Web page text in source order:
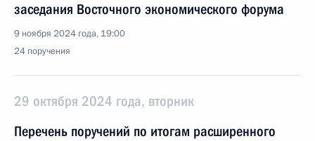
заседания Восточного экономического форума
9 ноября 2024 года, 19:00
24 поручения
29 октября 2024 года, вторник
Перечень поручений по итогам расширенного